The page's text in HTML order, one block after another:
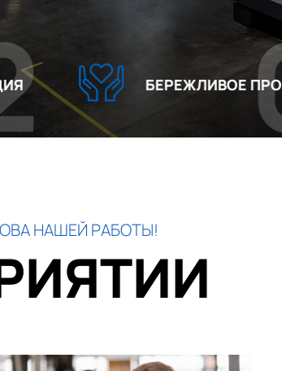
БЕРЕЖЛИВОЕ ПРОИЗВОДСТВО
03
НАШЕЙ РАБОТЫ!